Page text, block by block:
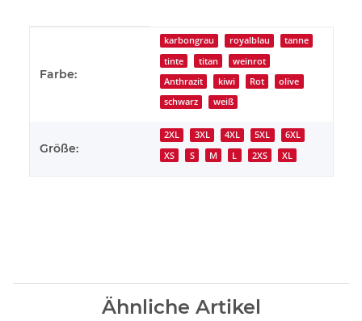
Farbe:
karbongrau royalblau
tanne
tinte
titan
weinrot
Anthrazit
kiwi Rot
olive
schwarz
weiß
Größe:
2XL 3XL 4XL 5XL
6XL
XS
S M L 2XS XL
Ähnliche Artikel